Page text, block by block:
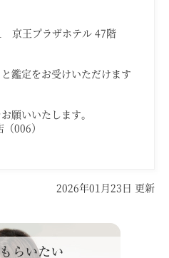
京王プラザホテル 47階
鑑定をお受けいただけます
願いいたします。
006）
2026年01月23日 更新